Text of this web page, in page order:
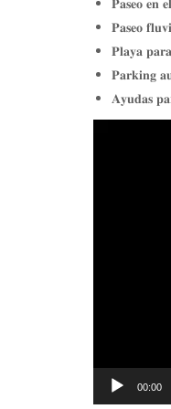
𝐏𝐚𝐬𝐞𝐨
𝐏𝐥𝐚𝐲𝐚
𝐏𝐚𝐫𝐤𝐢𝐧𝐠
𝐀𝐲𝐮𝐝𝐚𝐬
00:00